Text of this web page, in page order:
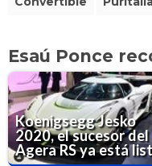
Esaú Ponce
Koenigsegg Jesko
2020, el sucesor del
Agera RS ya está